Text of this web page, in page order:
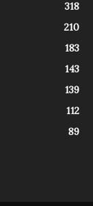
318
210
183
143
139
112
89